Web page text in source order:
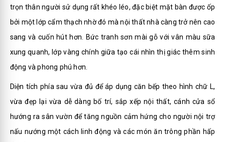
trọn thân người sử dụng rất khéo léo, đặc biệt mặt bàn được ốp
bởi một lớp cẩm thạch nhờ đó mànội thất nhà càng trở nên cao
sang và cuốn hút hơn. Bức tranh sơn mài gỗ với vân màu sữa
xung quanh, lớp vàng chính giữa tạo cái nhìn thị giác thêm sinh
động và phong phú hơn.
Diện tích phía sau vừa đủ để áp dụng căn bếp theo hình chữ L,
vừa đẹp lại vừa dễ dàng bố trí, sắp xếp nội thất, cánh cửa sổ
hướng ra sân vườn để tăng nguồn cảm hứng cho người nội trợ
nấu nướng một cách linh động và các món ăn trông phần hấp